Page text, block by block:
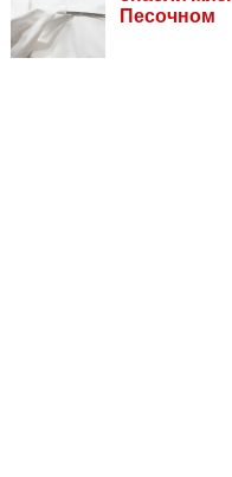
Песочном